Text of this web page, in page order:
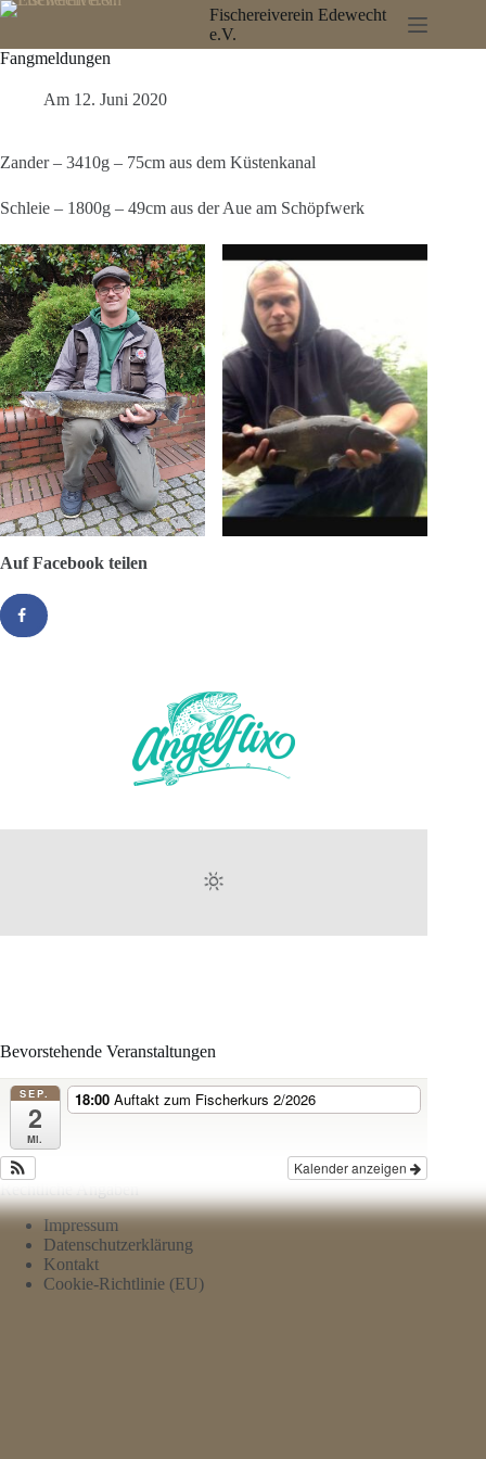
Zum
springen
Fischereiverein Edewecht
e.V.
Fangmeldungen
Am 12. Juni 2020
Zander – 3410g – 75cm aus dem Küstenkanal
Schleie – 1800g – 49cm aus der Aue am Schöpfwerk
Auf Facebook teilen
Bevorstehende Veranstaltungen
SEP.
2
Mi.
18:00 Auftakt zum Fischerkurs 2/2026
Kalender anzeigen
Rechtliche Angaben
Impressum
Datenschutzerklärung
Kontakt
Cookie-Richtlinie (EU)